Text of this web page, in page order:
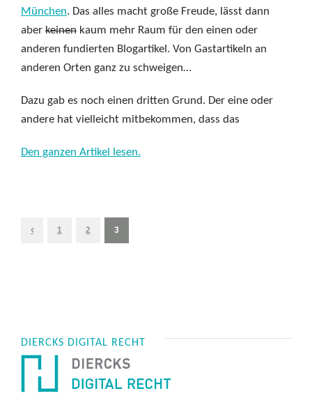
München. Das alles macht große Freude, lässt dann
aber keinen kaum mehr Raum für den einen oder
anderen fundierten Blogartikel. Von Gastartikeln an
anderen Orten ganz zu schweigen…
Dazu gab es noch einen dritten Grund. Der eine oder
andere hat vielleicht mitbekommen, dass das
Den ganzen Artikel lesen.
1 2 3
DIERCKS DIGITAL RECHT